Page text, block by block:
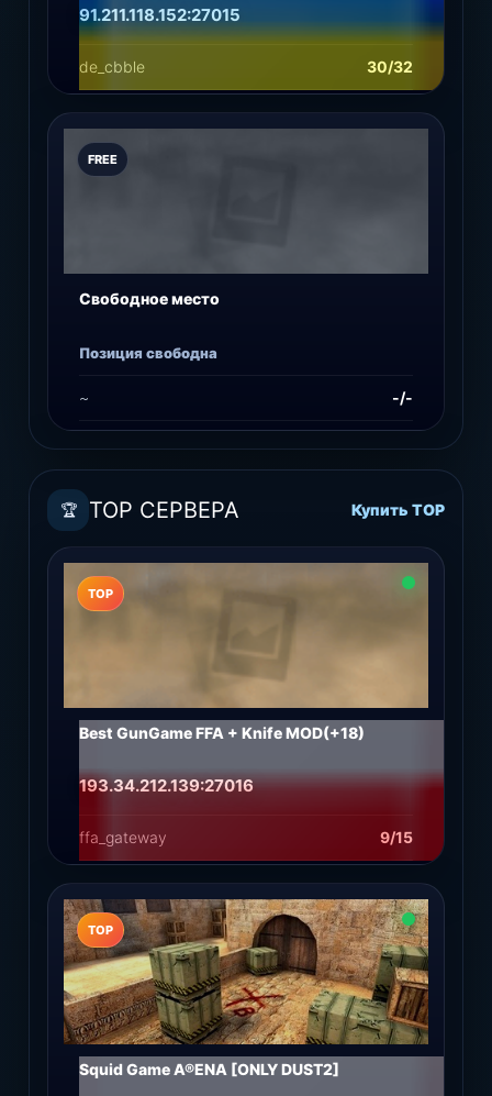
91.211.118.152:27015
de_cbble 30/32
Подробнее Играть
FREE
Свободное место
Позиция свободна
~ -/-
Купить место
🏆 TOP СЕРВЕРА Купить TOP
TOP
Best GunGame FFA + Knife MOD(+18)
193.34.212.139:27016
ffa_gateway 9/15
Подробнее Играть
TOP
Squid Game A®ENA [ONLY DUST2]